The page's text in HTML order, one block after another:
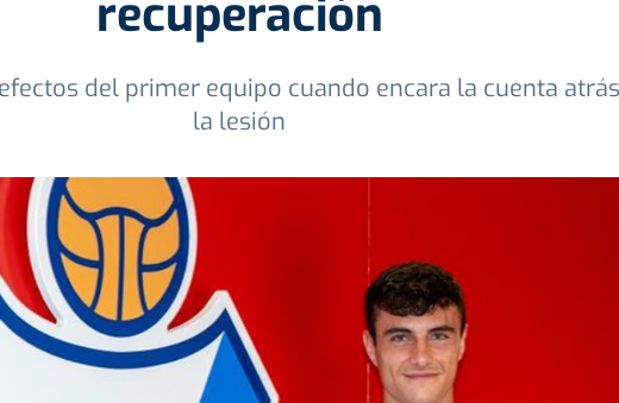
recuperación
del primer equipo cuando encara la cuenta
la lesión